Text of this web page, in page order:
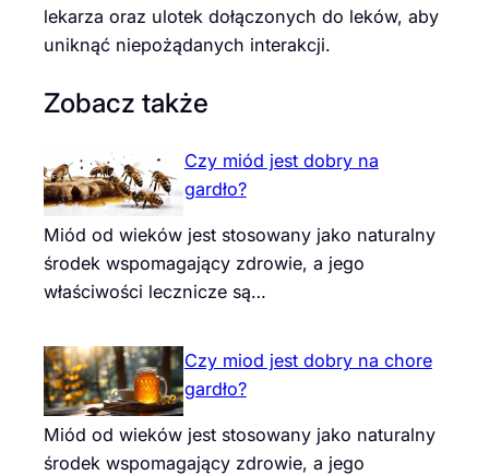
lekarza oraz ulotek dołączonych do leków, aby
uniknąć niepożądanych interakcji.
Zobacz także
Czy miód jest dobry na
gardło?
Miód od wieków jest stosowany jako naturalny
środek wspomagający zdrowie, a jego
właściwości lecznicze są…
Czy miod jest dobry na chore
gardło?
Miód od wieków jest stosowany jako naturalny
środek wspomagający zdrowie, a jego